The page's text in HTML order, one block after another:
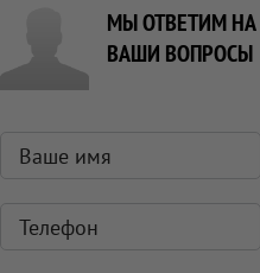
МЫ ОТВЕТИМ НА
ВАШИ ВОПРОСЫ